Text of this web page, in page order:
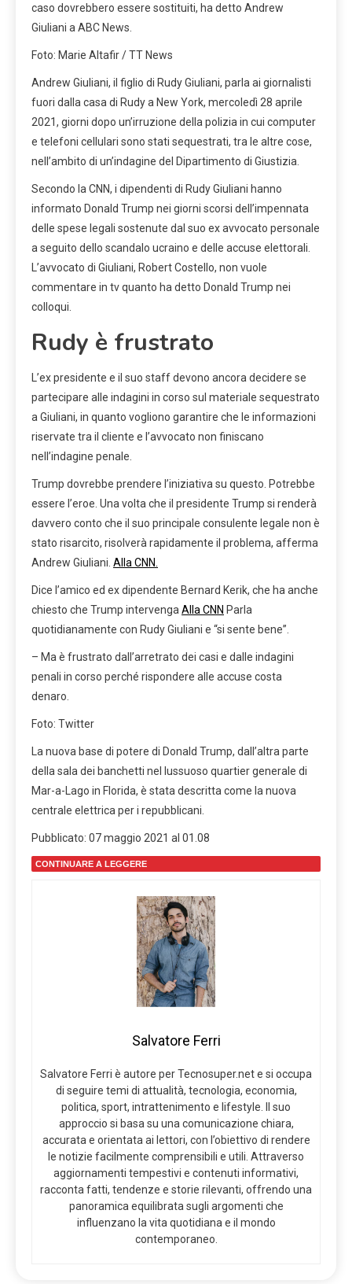
caso dovrebbero essere sostituiti, ha detto Andrew
Giuliani a ABC News.
Foto: Marie Altafir / TT News
Andrew Giuliani, il figlio di Rudy Giuliani, parla ai giornalisti
fuori dalla casa di Rudy a New York, mercoledì 28 aprile
2021, giorni dopo un’irruzione della polizia in cui computer
e telefoni cellulari sono stati sequestrati, tra le altre cose,
nell’ambito di un’indagine del Dipartimento di Giustizia.
Secondo la CNN, i dipendenti di Rudy Giuliani hanno
informato Donald Trump nei giorni scorsi dell’impennata
delle spese legali sostenute dal suo ex avvocato personale
a seguito dello scandalo ucraino e delle accuse elettorali.
L’avvocato di Giuliani, Robert Costello, non vuole
commentare in tv quanto ha detto Donald Trump nei
colloqui.
Rudy è frustrato
L’ex presidente e il suo staff devono ancora decidere se
partecipare alle indagini in corso sul materiale sequestrato
a Giuliani, in quanto vogliono garantire che le informazioni
riservate tra il cliente e l’avvocato non finiscano
nell’indagine penale.
Trump dovrebbe prendere l’iniziativa su questo. Potrebbe
essere l’eroe. Una volta che il presidente Trump si renderà
davvero conto che il suo principale consulente legale non è
stato risarcito, risolverà rapidamente il problema, afferma
Andrew Giuliani. Alla CNN.
Dice l’amico ed ex dipendente Bernard Kerik, che ha anche
chiesto che Trump intervengaAlla CNN Parla
quotidianamente con Rudy Giuliani e “si sente bene”.
– Ma è frustrato dall’arretrato dei casi e dalle indagini
penali in corso perché rispondere alle accuse costa
denaro.
Foto: Twitter
La nuova base di potere di Donald Trump, dall’altra parte
della sala dei banchetti nel lussuoso quartier generale di
Mar-a-Lago in Florida, è stata descritta come la nuova
centrale elettrica per i repubblicani.
Pubblicato: 07 maggio 2021 al 01.08
CONTINUARE A LEGGERE
Salvatore Ferri
Salvatore Ferri è autore per Tecnosuper.net e si occupa
di seguire temi di attualità, tecnologia, economia,
politica, sport, intrattenimento e lifestyle. Il suo
approccio si basa su una comunicazione chiara,
accurata e orientata ai lettori, con l’obiettivo di rendere
le notizie facilmente comprensibili e utili. Attraverso
aggiornamenti tempestivi e contenuti informativi,
racconta fatti, tendenze e storie rilevanti, offrendo una
panoramica equilibrata sugli argomenti che
influenzano la vita quotidiana e il mondo
contemporaneo.